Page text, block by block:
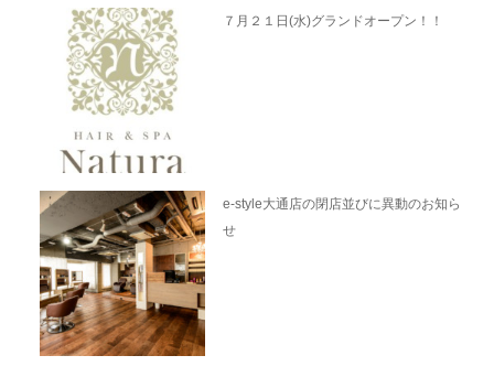
７月２１日(水)グランドオープン！！
e-style大通店の閉店並びに異動のお知ら
せ